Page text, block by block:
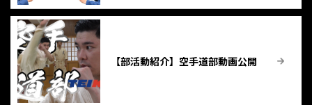
【部活動紹介】空手道部動画公開